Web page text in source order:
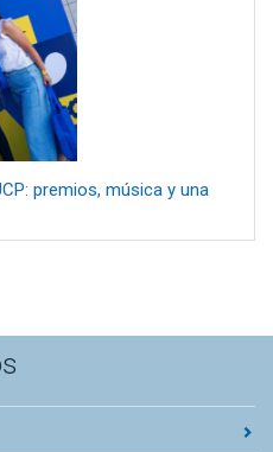
premios, música y una